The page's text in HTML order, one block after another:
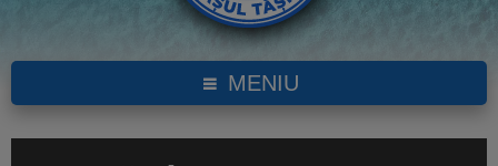
MENIU